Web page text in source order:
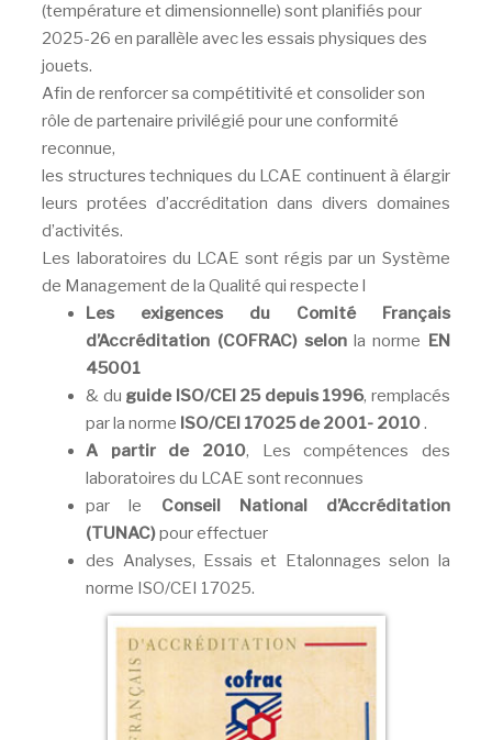
(température et dimensionnelle) sont planifiés pour
2025-26 en parallèle avec les essais physiques des
jouets.
Afin de renforcer sa compétitivité et consolider son
rôle de partenaire privilégié pour une conformité
reconnue,
les structures techniques du LCAE continuent à élargir
leurs protées d’accréditation dans divers domaines
d’activités.
Les laboratoires du LCAE sont régis par un Système
de Management de la Qualité qui respecte l
Les exigences du Comité Français
d’Accréditation (COFRAC) selon la norme
EN
45001
& du guide ISO/CEI 25 depuis 1996, remplacés
par la norme ISO/CEI 17025 de 2001- 2010.
A partir de 2010, Les compétences des
laboratoires du LCAE sont reconnues
par le Conseil National d’Accréditation
(TUNAC)pour effectuer
des Analyses, Essais et Etalonnages selon la
norme ISO/CEI 17025.